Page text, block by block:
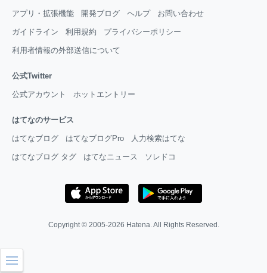
アプリ・拡張機能 開発ブログ ヘルプ お問い合わせ
ガイドライン 利用規約 プライバシーポリシー
利用者情報の外部送信について
公式Twitter
公式アカウント ホットエントリー
はてなのサービス
はてなブログ はてなブログPro 人力検索はてな
はてなブログ タグ はてなニュース ソレドコ
Copyright © 2005-2026 Hatena. All Rights Reserved.